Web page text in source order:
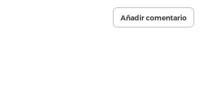
Añadir comentario